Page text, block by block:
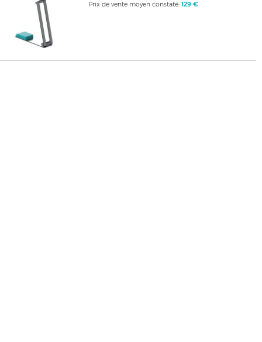
Prix de vente moyen constaté: 129 €